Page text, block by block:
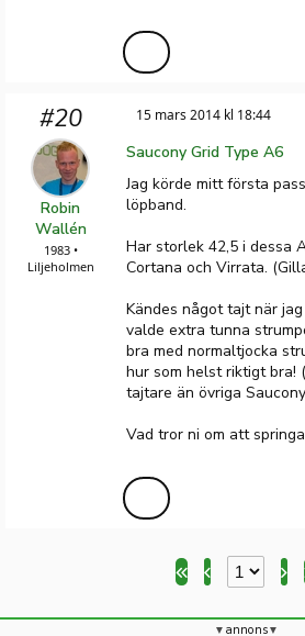
#20
Robin
Wallén
1983 •
Liljeholmen
15 mars 2014 kl 18:44
Saucony Grid Type A6
Jag körde mitt första
löpband.
Har storlek 42,5 i dessa
Cortana och Virrata.
Kändes något tajt när
valde extra tunna
bra med normaltjocka
hur som helst riktigt bra!
tajtare än övriga
Vad tror ni om att
annons